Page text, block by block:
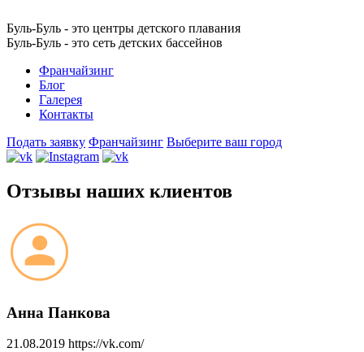
Буль-Буль - это центры детского плавания
Буль-Буль - это сеть детских бассейнов
Франчайзинг
Блог
Галерея
Контакты
Подать заявку Франчайзинг Выберите ваш город
Отзывы наших клиентов
Анна Панкова
21.08.2019 https://vk.com/